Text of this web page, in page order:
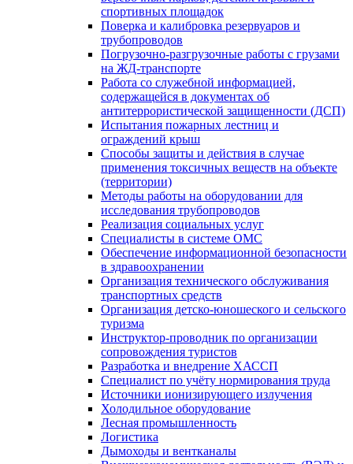
спортивных площадок
Поверка и калибровка резервуаров и
трубопроводов
Погрузочно-разгрузочные работы с грузами
на ЖД-транспорте
Работа со служебной информацией,
содержащейся в документах об
антитеррористической защищенности (ДСП)
Испытания пожарных лестниц и
ограждений крыш
Способы защиты и действия в случае
применения токсичных веществ на объекте
(территории)
Методы работы на оборудовании для
исследования трубопроводов
Реализация социальных услуг
Специалисты в системе ОМС
Обеспечение информационной безопасности
в здравоохранении
Организация технического обслуживания
транспортных средств
Организация детско-юношеского и сельского
туризма
Инструктор-проводник по организации
сопровождения туристов
Разработка и внедрение ХАССП
Специалист по учёту нормирования труда
Источники ионизирующего излучения
Холодильное оборудование
Лесная промышленность
Логистика
Дымоходы и вентканалы